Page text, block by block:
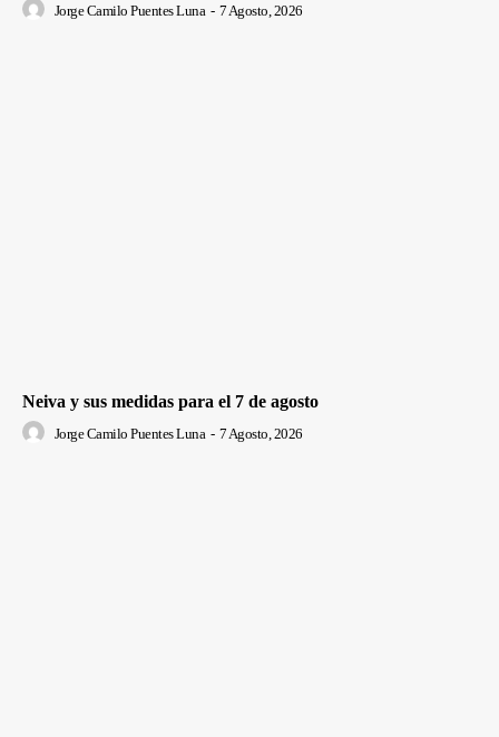
Jorge Camilo Puentes Luna - 7 Agosto, 2026
Neiva y sus medidas para el 7 de agosto
Jorge Camilo Puentes Luna - 7 Agosto, 2026